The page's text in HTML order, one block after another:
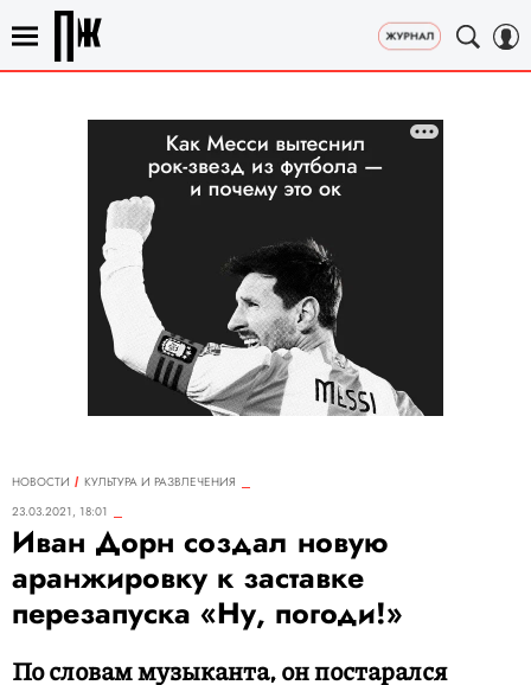
НОВОСТИ
КУЛЬТУРА И РАЗВЛЕЧЕНИЯ
23.03.2021, 18:01
Иван Дорн создал новую
аранжировку к заставке
перезапуска «Ну, погоди!»
По словам музыканта, он постарался